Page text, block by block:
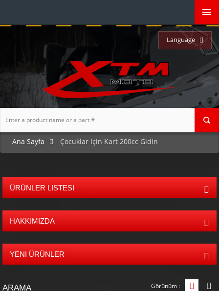
Language
Ana Sayfa Çocuklar Için Kart 200cc Gidin
ÜRÜNLER LISTESI
HAKKIMIZDA
YENI ÜRÜNLER
ARAMA Görünüm : Tablo